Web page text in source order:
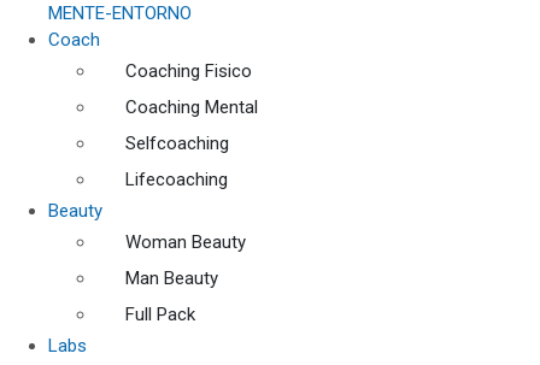
MENTE-ENTORNO
Coach
Coaching Fisico
Coaching Mental
Selfcoaching
Lifecoaching
Beauty
Woman Beauty
Man Beauty
Full Pack
Labs